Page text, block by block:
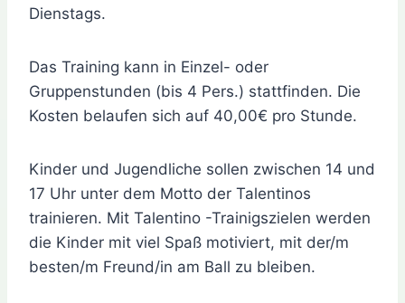
Dienstags.
Das Training kann in Einzel- oder
Gruppenstunden (bis 4 Pers.) stattfinden. Die
Kosten belaufen sich auf 40,00€ pro Stunde.
Kinder und Jugendliche sollen zwischen 14 und
17 Uhr unter dem Motto der Talentinos
trainieren. Mit Talentino -Trainigszielen werden
die Kinder mit viel Spaß motiviert, mit der/m
besten/m Freund/in am Ball zu bleiben.